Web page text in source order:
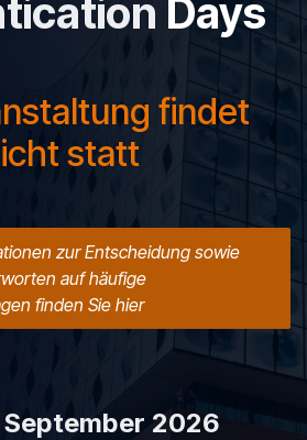
Days
findet
statt
zur Entscheidung sowie
auf häufige
finden Sie hier
September 2026